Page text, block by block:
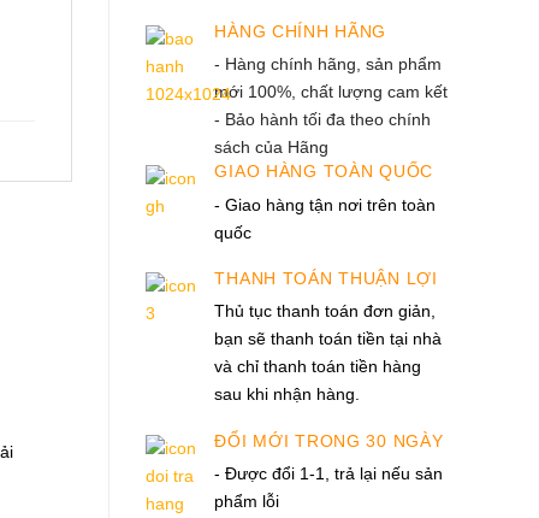
HÀNG CHÍNH HÃNG
- Hàng chính hãng, sản phẩm
mới 100%, chất lượng cam kết
- Bảo hành tối đa theo chính
sách của Hãng
GIAO HÀNG TOÀN QUỐC
- Giao hàng tận nơi trên toàn
quốc
THANH TOÁN THUẬN LỢI
Thủ tục thanh toán đơn giản,
bạn sẽ thanh toán tiền tại nhà
và chỉ thanh toán tiền hàng
sau khi nhận hàng.
ĐỔI MỚI TRONG 30 NGÀY
- Được đổi 1-1, trả lại nếu sản
phẩm lỗi